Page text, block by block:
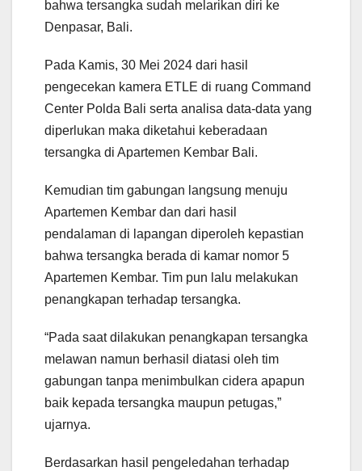
bahwa tersangka sudah melarikan diri ke
Denpasar, Bali.
Pada Kamis, 30 Mei 2024 dari hasil
pengecekan kamera ETLE di ruang Command
Center Polda Bali serta analisa data-data yang
diperlukan maka diketahui keberadaan
tersangka di Apartemen Kembar Bali.
Kemudian tim gabungan langsung menuju
Apartemen Kembar dan dari hasil
pendalaman di lapangan diperoleh kepastian
bahwa tersangka berada di kamar nomor 5
Apartemen Kembar. Tim pun lalu melakukan
penangkapan terhadap tersangka.
“Pada saat dilakukan penangkapan tersangka
melawan namun berhasil diatasi oleh tim
gabungan tanpa menimbulkan cidera apapun
baik kepada tersangka maupun petugas,”
ujarnya.
Berdasarkan hasil pengeledahan terhadap